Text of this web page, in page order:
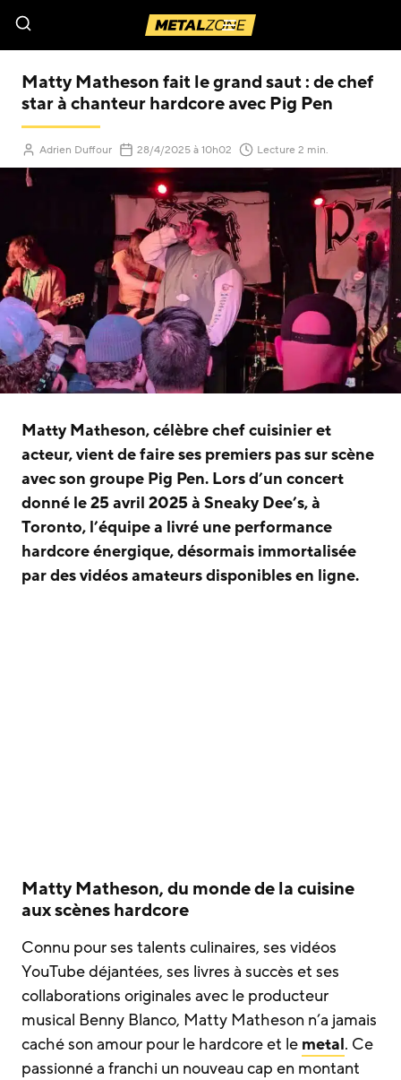
Menu
Matty Matheson fait le grand saut : de chef
star à chanteur hardcore avec Pig Pen
Adrien Duffour 28/4/2025(Mis à jour le )
à 10h02 Lecture 2 min.
Matty Matheson, célèbre chef cuisinier et
acteur, vient de faire ses premiers pas sur scène
avec son groupe Pig Pen. Lors d’un concert
donné le 25 avril 2025 à Sneaky Dee’s, à
Toronto, l’équipe a livré une performance
hardcore énergique, désormais immortalisée
par des vidéos amateurs disponibles en ligne.
Matty Matheson, du monde de la cuisine
aux scènes hardcore
Connu pour ses talents culinaires, ses vidéos
YouTube déjantées, ses livres à succès et ses
collaborations originales avec le producteur
musical Benny Blanco, Matty Matheson n’a jamais
caché son amour pour le hardcore et le metal. Ce
passionné a franchi un nouveau cap en montant